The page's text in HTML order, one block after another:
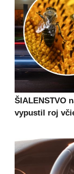
ŠIALENSTVO
vypustil roj